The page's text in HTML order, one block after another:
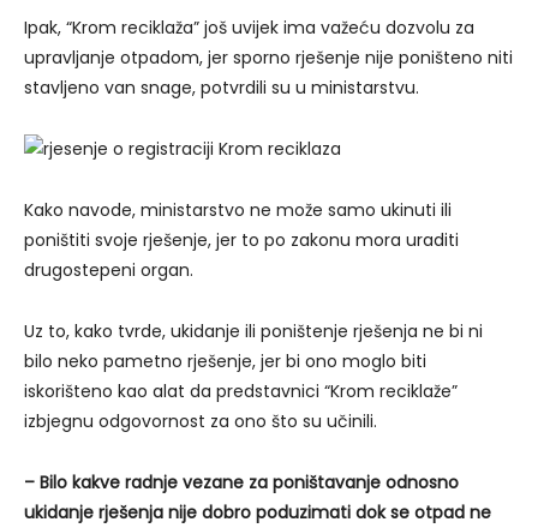
Ipak, “Krom reciklaža” još uvijek ima važeću dozvolu za
upravljanje otpadom, jer sporno rješenje nije poništeno niti
stavljeno van snage, potvrdili su u ministarstvu.
Kako navode, ministarstvo ne može samo ukinuti ili
poništiti svoje rješenje, jer to po zakonu mora uraditi
drugostepeni organ.
Uz to, kako tvrde, ukidanje ili poništenje rješenja ne bi ni
bilo neko pametno rješenje, jer bi ono moglo biti
iskorišteno kao alat da predstavnici “Krom reciklaže”
izbjegnu odgovornost za ono što su učinili.
– Bilo kakve radnje vezane za poništavanje odnosno
ukidanje rješenja nije dobro poduzimati dok se otpad ne